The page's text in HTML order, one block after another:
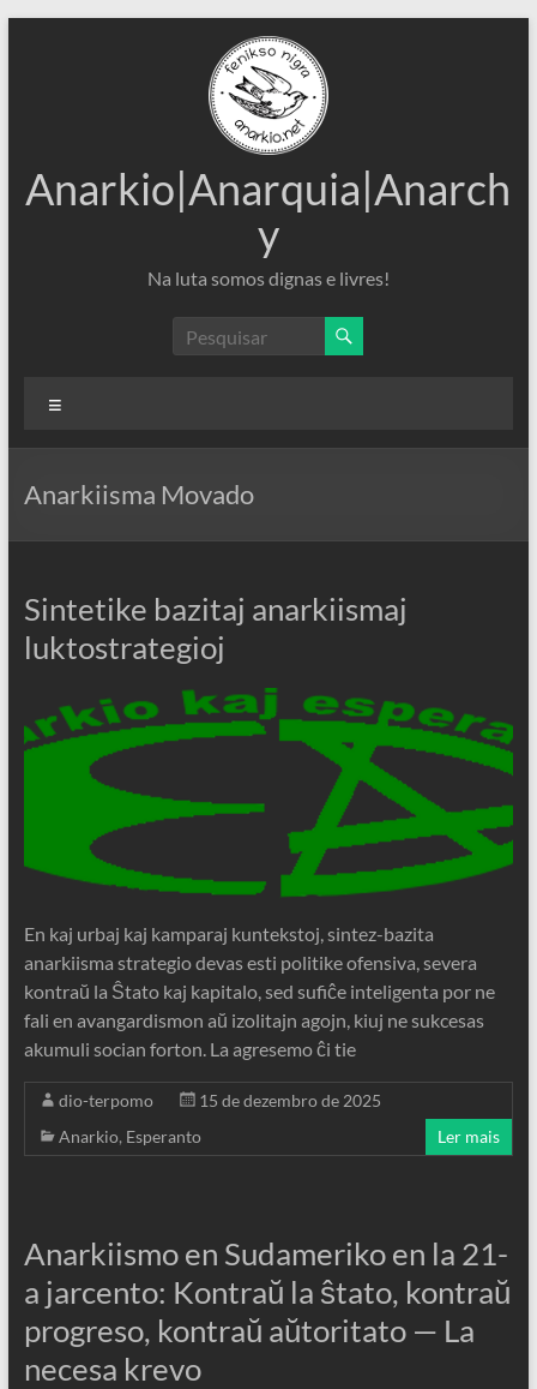
Anarkio|Anarquia|Anarch
y
Na luta somos dignas e livres!
Anarkiisma Movado
Sintetike bazitaj anarkiismaj
luktostrategioj
En kaj urbaj kaj kamparaj kuntekstoj, sintez-bazita
anarkiisma strategio devas esti politike ofensiva, severa
kontraŭ la Ŝtato kaj kapitalo, sed sufiĉe inteligenta por ne
fali en avangardismon aŭ izolitajn agojn, kiuj ne sukcesas
akumuli socian forton. La agresemo ĉi tie
dio-terpomo
15 de dezembro de 2025
Anarkio, Esperanto Ler mais
Anarkiismo en Sudameriko en la 21-
a jarcento: Kontraŭ la ŝtato, kontraŭ
progreso, kontraŭ aŭtoritato — La
necesa krevo